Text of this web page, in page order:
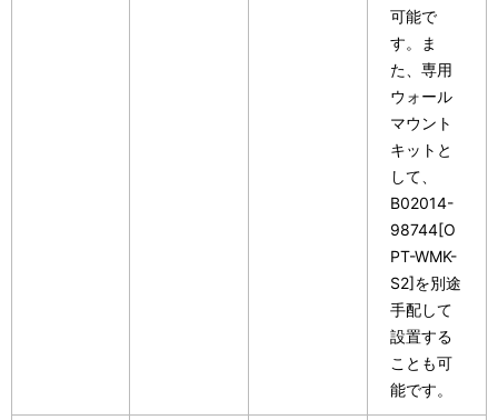
可能で
す。ま
た、専用
ウォール
マウント
キットと
して、
B02014-
98744[O
PT-WMK-
S2]を別途
手配して
設置する
ことも可
能です。